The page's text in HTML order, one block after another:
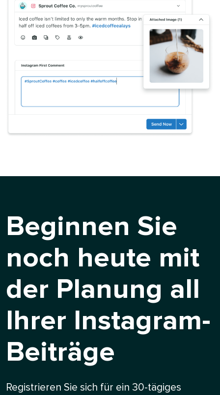
Beginnen Sie
noch heute mit
der Planung all
Ihrer Instagram-
Beiträge​​
Registrieren Sie sich für ein 30-tägiges